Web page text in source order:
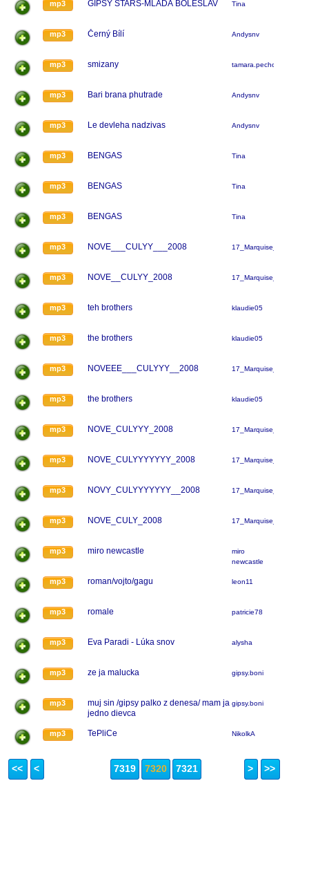
mp3 GIPSY STARS-MLADÁ BOLESLAV Tina
mp3 Černý Bílí Andysnv
mp3 smizany tamara.pechova
mp3 Bari brana phutrade Andysnv
mp3 Le devleha nadzivas Andysnv
mp3 BENGAS Tina
mp3 BENGAS Tina
mp3 BENGAS Tina
mp3 NOVE___CULYY___2008 17_Marquise_17
mp3 NOVE__CULYY_2008 17_Marquise_17
mp3 teh brothers klaudie05
mp3 the brothers klaudie05
mp3 NOVEEE___CULYYY__2008 17_Marquise_17
mp3 the brothers klaudie05
mp3 NOVE_CULYYY_2008 17_Marquise_17
mp3 NOVE_CULYYYYYYY_2008 17_Marquise_17
mp3 NOVY_CULYYYYYYY__2008 17_Marquise_17
mp3 NOVE_CULY_2008 17_Marquise_17
mp3 miro newcastle
miro
newcastle
mp3 roman/vojto/gagu leon11
mp3 romale patricie78
mp3 Eva Paradi - Lúka snov alysha
mp3 ze ja malucka gipsy.boni
mp3
muj sin /gipsy palko z denesa/ mam ja
jedno dievca
gipsy.boni
mp3 TePliCe NikolkA
<< < 7319 7320 7321 > >>